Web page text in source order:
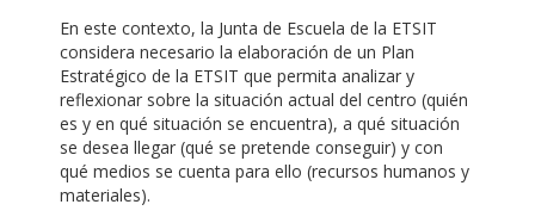
En este contexto, la Junta de Escuela de la ETSIT
considera necesario la elaboración de un Plan
Estratégico de la ETSIT que permita analizar y
reflexionar sobre la situación actual del centro (quién
es y en qué situación se encuentra), a qué situación
se desea llegar (qué se pretende conseguir) y con
qué medios se cuenta para ello (recursos humanos y
materiales).